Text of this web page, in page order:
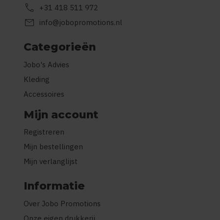
call +31 418 511 972
mail info@jobopromotions.nl
Categorieën
Jobo's Advies
Kleding
Accessoires
Mijn account
Registreren
Mijn bestellingen
Mijn verlanglijst
Informatie
Over Jobo Promotions